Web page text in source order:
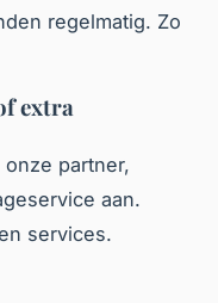
regelmatig. Zo
extra
partner,
aan.
services.